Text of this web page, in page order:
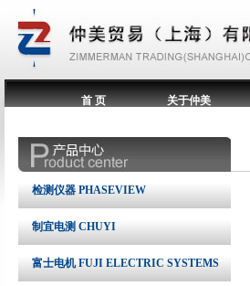
首 页 关于仲美
检测仪器 PHASEVIEW
制宜电测 CHUYI
富士电机 FUJI ELECTRIC SYSTEMS